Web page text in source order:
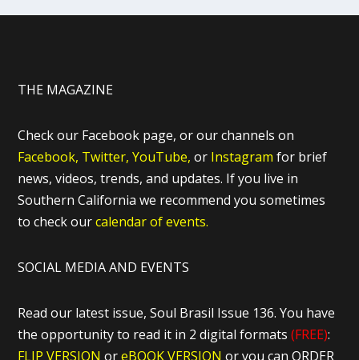
THE MAGAZINE
Check our Facebook page, or our channels on
Facebook, Twitter, YouTube, or Instagram for brief
news, videos, trends, and updates. If you live in
Southern California we recommend you sometimes
to check ourcalendar of events.
SOCIAL MEDIA AND EVENTS
Read our latest issue, Soul Brasil Issue 136. You have
the opportunity to read it in 2 digital formats(FREE):
FLIP VERSION oreBOOK VERSIONor you can ORDER